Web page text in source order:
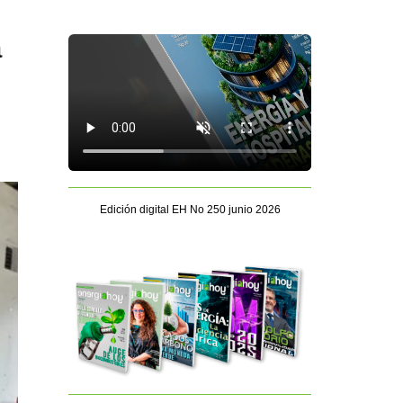
Edición digital EH No 250 junio 2026